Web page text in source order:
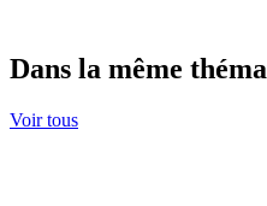
Dans la même
Voir tous